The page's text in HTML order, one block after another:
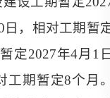
日，相对工期暂
定2027年4月1
工期暂定8个月